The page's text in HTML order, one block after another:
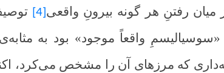
میان رفتنِ هر گونه بیرونِ واقعی[4]
واقعاً موجود» بود به
که مرزهای آن را مشخص می‌کرد،